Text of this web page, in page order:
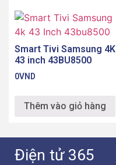
Smart Tivi Samsung 4K
43 inch 43BU8500
0VND
Thêm vào giỏ hàng
Điện tử 365